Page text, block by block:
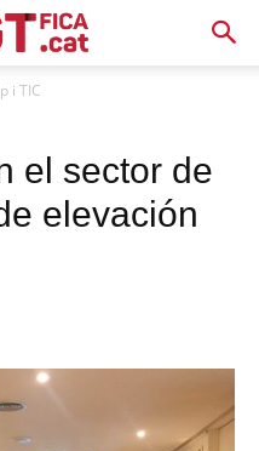
i TIC
el sector de
elevación